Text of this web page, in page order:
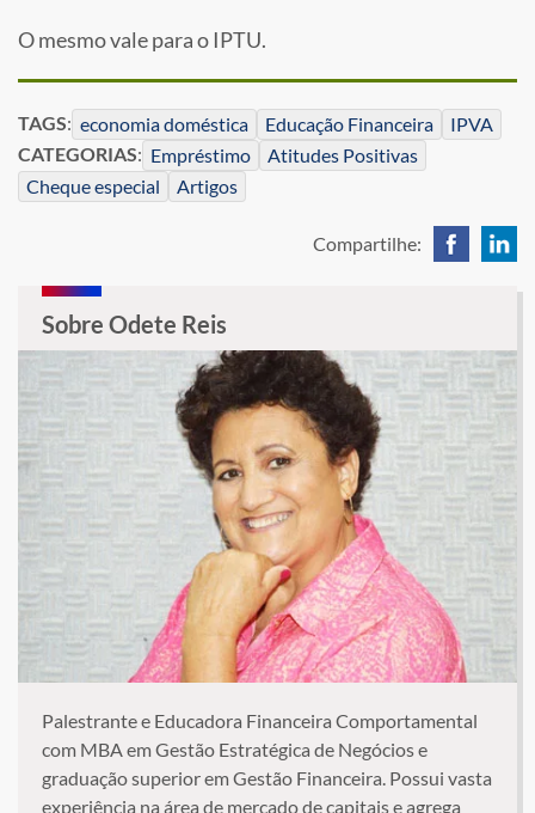
O mesmo vale para o IPTU.
TAGS: economia doméstica Educação Financeira
IPVA
CATEGORIAS: Empréstimo
Atitudes Positivas
Cheque especial
Artigos
Compartilhe:
Sobre Odete Reis
Palestrante e Educadora Financeira Comportamental
com MBA em Gestão Estratégica de Negócios e
graduação superior em Gestão Financeira. Possui vasta
experiência na área de mercado de capitais e agrega